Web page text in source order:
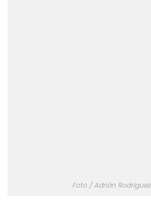
Foto / Adrián Rodríguez